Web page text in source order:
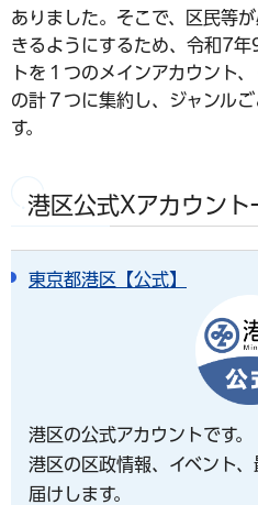
ありました。そこで、区民等
きるようにするため、令和7
トを１つのメインアカウント
の計７つに集約し、ジャンル
す。
港区公式Xアカウント
東京都港区【公式】
港区の公式アカウントです。
港区の区政情報、イベント
届けします。